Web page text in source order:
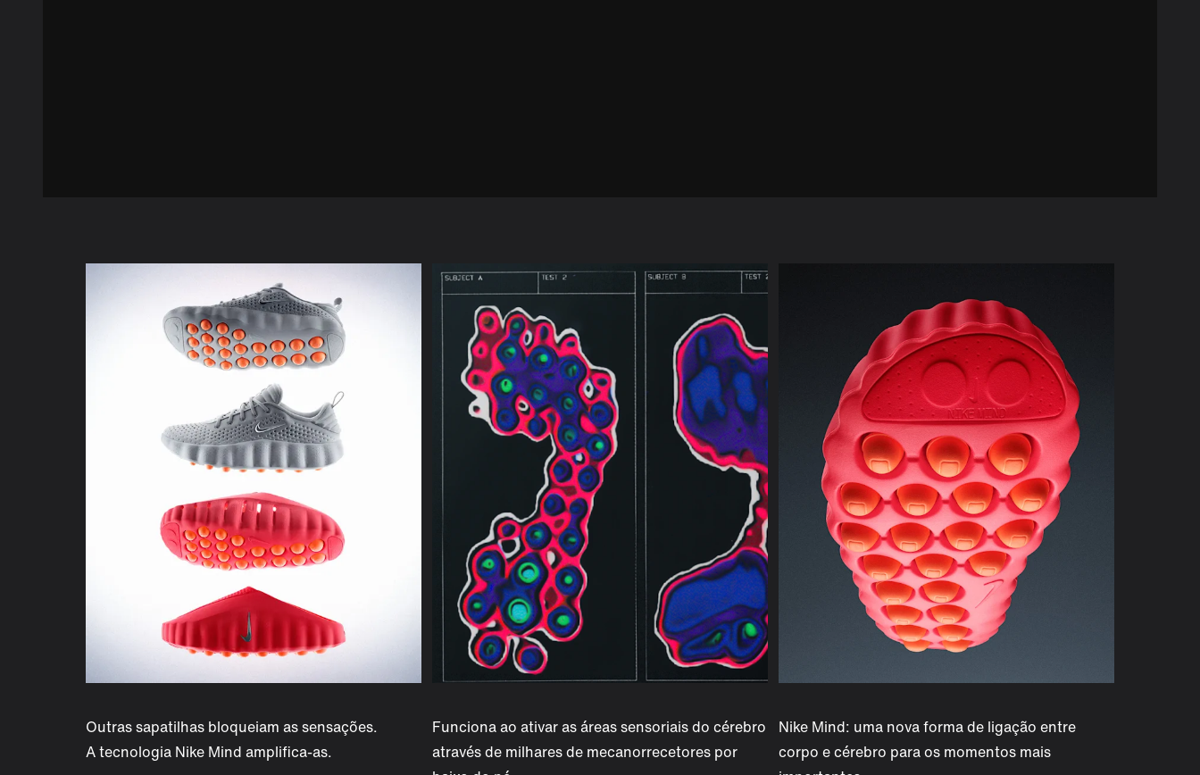
Outras sapatilhas bloqueiam as sensações.
A tecnologia Nike Mind amplifica-as.
Funciona ao ativar as áreas sensoriais do cérebro
através de milhares de mecanorrecetores por
Nike Mind: uma nova forma de ligação entre
corpo e cérebro para os momentos mais